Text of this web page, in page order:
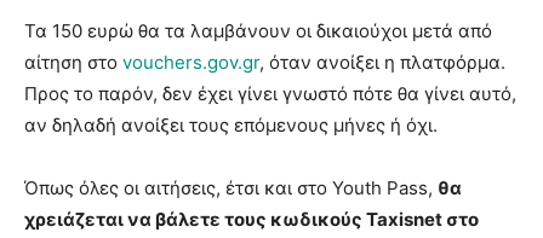
Τα 150 ευρώ θα τα λαμβάνουν οι δικαιούχοι μετά από
αίτηση στο vouchers.gov.gr, όταν ανοίξει η πλατφόρμα.
Προς το παρόν, δεν έχει γίνει γνωστό πότε θα γίνει αυτό,
αν δηλαδή ανοίξει τους επόμενους μήνες ή όχι.
Όπως όλες οι αιτήσεις, έτσι και στο Youth Pass, θα
χρειάζεται να βάλετε τους κωδικούς Taxisnet στο